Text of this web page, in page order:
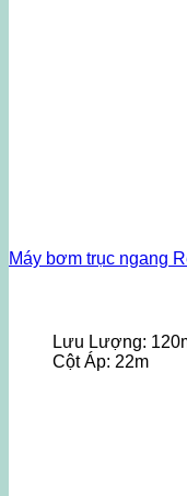
Máy bơm trục ngang
Lưu Lượng:
Cột Áp: 22m